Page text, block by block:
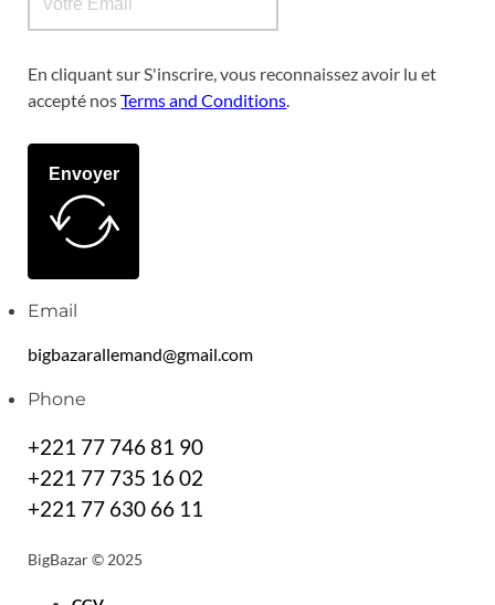
En cliquant sur S'inscrire, vous reconnaissez avoir lu et
accepté nosTerms and Conditions.
Envoyer
Email
bigbazarallemand@gmail.com
Phone
+221 77 746 81 90
+221 77 735 16 02
+221 77 630 66 11
BigBazar © 2025